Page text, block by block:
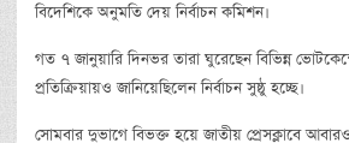
বিদেশিকে অনুমতি দেয় নির্বাচন কমিশন।
গত ৭ জানুয়ারি দিনভর তারা ঘুরেছেন বিভিন্ন
প্রতিক্রিয়ায়ও জানিয়েছিলেন নির্বাচন সুষ্ঠু হচ্ছে।
সোমবার দুভাগে বিভক্ত হয়ে জাতীয় প্রেসক্লাবে